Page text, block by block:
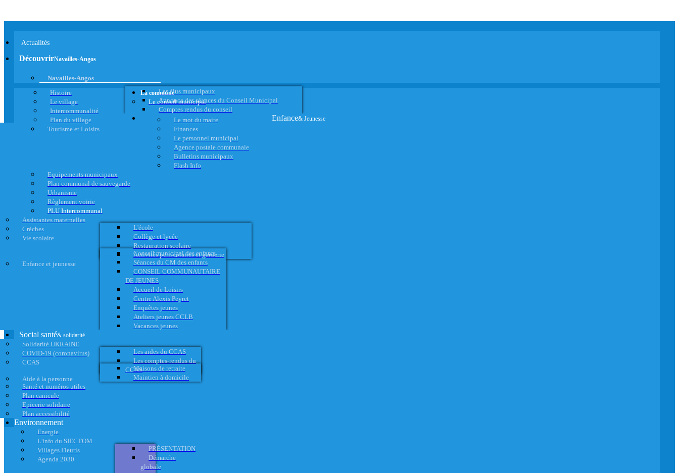
Actualités
DécouvrirNavailles-Angos
Navailles-Angos
Histoire
Le village
Intercommunalité
Plan du village
Tourisme et Loisirs
La commune
Le conseil municipal
Les élus municipaux
Annonce des séances du Conseil Municipal
Comptes rendus du conseil
Le mot du maire
Finances
Le personnel municipal
Agence postale communale
Bulletins municipaux
Flash Info
Equipements municipaux
Plan communal de sauvegarde
Urbanisme
Règlement voirie
PLU Intercommunal
Enfance& Jeunesse
Assistantes maternelles
Crèches
Vie scolaire
L'école
Collège et lycée
Restauration scolaire
Activités périscolaires et garderie
Enfance et jeunesse
Conseil municipal des enfants
Séances du CM des enfants
CONSEIL COMMUNAUTAIRE
DE JEUNES
Accueil de Loisirs
Centre Alexis Peyret
Enquêtes jeunes
Ateliers jeunes CCLB
Vacances jeunes
Social santé& solidarité
Solidarité UKRAINE
COVID-19 (coronavirus)
CCAS
Les aides du CCAS
Les comptes-rendus du
CCAS
Aide à la personne
Maisons de retraite
Maintien à domicile
Santé et numéros utiles
Plan canicule
Epicerie solidaire
Plan accessibilité
Environnement
Energie
L'info du SIECTOM
Villages Fleuris
Agenda 2030
PRÉSENTATION
Démarche
globale